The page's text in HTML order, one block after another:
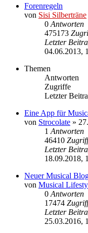
Forenregeln
von Sisi Silberträne
0 Antworten
475173
Letzter
04.06.2013,
Themen
Antworten
Zugriffe
Letzter
Eine App für
von Strocolate »
1 Antworten
46410
Letzter
18.09.2018,
Neuer Musical
von Musical
0 Antworten
17474
Letzter
25.03.2016,